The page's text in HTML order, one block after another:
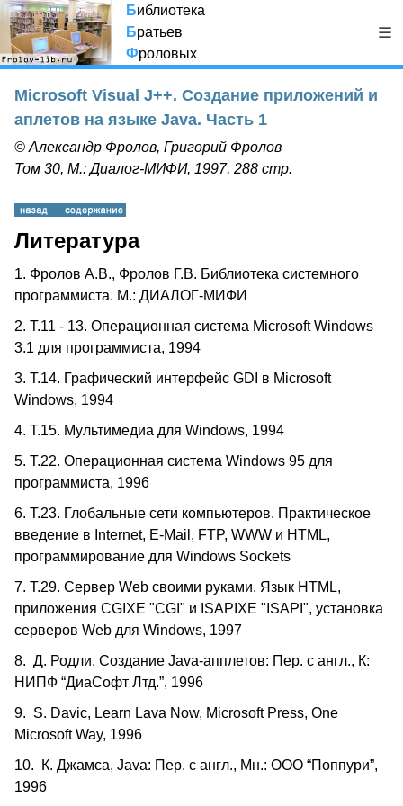
Библиотека
Братьев
Фроловых
Microsoft Visual J++. Создание приложений и
аплетов на языке Java. Часть 1
© Александр Фролов, Григорий Фролов
Том 30, М.: Диалог-МИФИ, 1997, 288 стр.
Литература
1. Фролов А.В., Фролов Г.В. Библиотека системного
программиста. М.: ДИАЛОГ-МИФИ
2. Т.11 - 13. Операционная система Microsoft Windows
3.1 для программиста, 1994
3. Т.14. Графический интерфейс GDI в Microsoft
Windows, 1994
4. Т.15. Мультимедиа для Windows, 1994
5. Т.22. Операционная система Windows 95 для
программиста, 1996
6. Т.23. Глобальные сети компьютеров. Практическое
введение в Internet, E-Mail, FTP, WWW и HTML,
программирование для Windows Sockets
7. Т.29. Сервер Web своими руками. Язык HTML,
приложения CGIXE "CGI" и ISAPIXE "ISAPI", установка
серверов Web для Windows, 1997
8. Д. Родли, Создание Java-апплетов: Пер. с англ., К:
НИПФ “ДиаСофт Лтд.”, 1996
9. S. Davic, Learn Lava Now, Microsoft Press, One
Microsoft Way, 1996
10. К. Джамса, Java: Пер. с англ., Мн.: ООО “Поппури”,
1996